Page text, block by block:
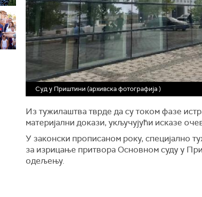
Суд у Приштини (архивска фотографија )
Из тужилаштва тврде да су током фазе
материјални докази, укључујући исказе
У законски прописаном року, специјално
за изрицање притвора Основном суду у
одељењу.